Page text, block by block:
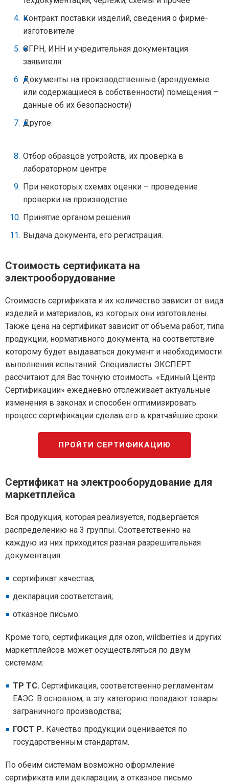
Контракт поставки изделий, сведения о фирме-
изготовителе
ОГРН, ИНН и учредительная документация
заявителя
Документы на производственные (арендуемые
или содержащиеся в собственности) помещения –
данные об их безопасности)
Другое.
Отбор образцов устройств, их проверка в
лабораторном центре
При некоторых схемах оценки – проведение
проверки на производстве
Принятие органом решения
Выдача документа, его регистрация.
Стоимость сертификата на
электрооборудование
Стоимость сертификата и их количество зависит от вида
изделий и материалов, из которых они изготовлены.
Также цена на сертификат зависит от объема работ, типа
продукции, нормативного документа, на соответствие
которому будет выдаваться документ и необходимости
выполнения испытаний. Специалисты ЭКСПЕРТ
рассчитают для Вас точную стоимость. «Единый Центр
Сертификации» ежедневно отслеживает актуальные
изменения в законах и способен оптимизировать
процесс сертификации сделав его в кратчайшие сроки.
ПРОЙТИ СЕРТИФИКАЦИЮ
Сертификат на электрооборудование для
маркетплейса
Вся продукция, которая реализуется, подвергается
распределению на 3 группы. Соответственно на
каждую из них приходится разная разрешительная
документация:
сертификат качества;
декларация соответствия;
отказное письмо.
Кроме того, сертификация для ozon, wildberries и других
маркетплейсов может осуществляться по двум
системам:
ТР ТС. Сертификация, соответственно регламентам
ЕАЭС. В основном, в эту категорию попадают товары
заграничного производства;
ГОСТ Р. Качество продукции оценивается по
государственным стандартам.
По обеим системам возможно оформление
сертификата или декларации, а отказное письмо